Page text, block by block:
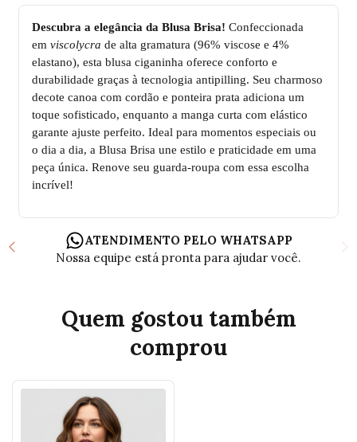
Descubra a elegância da Blusa Brisa! Confeccionada
em viscolycra de alta gramatura (96% viscose e 4%
elastano), esta blusa ciganinha oferece conforto e
durabilidade graças à tecnologia antipilling. Seu charmoso
decote canoa com cordão e ponteira prata adiciona um
toque sofisticado, enquanto a manga curta com elástico
garante ajuste perfeito. Ideal para momentos especiais ou
o dia a dia, a Blusa Brisa une estilo e praticidade em uma
peça única. Renove seu guarda-roupa com essa escolha
incrível!
EM TODO O BRASIL
enviado com segurança para qualquer
Caso
Quem gostou também
comprou